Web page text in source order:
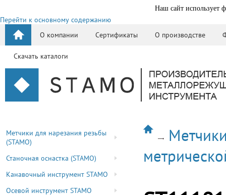
Наш сайт использует
Перейти к основному содержанию
О компании
Сертификаты О производстве
Скачать каталоги
Метчики для нарезания резьбы
(STAMO)
Станочная оснастка (STAMO)
Канавочный инструмент STAMO
Осевой инструмент STAMO